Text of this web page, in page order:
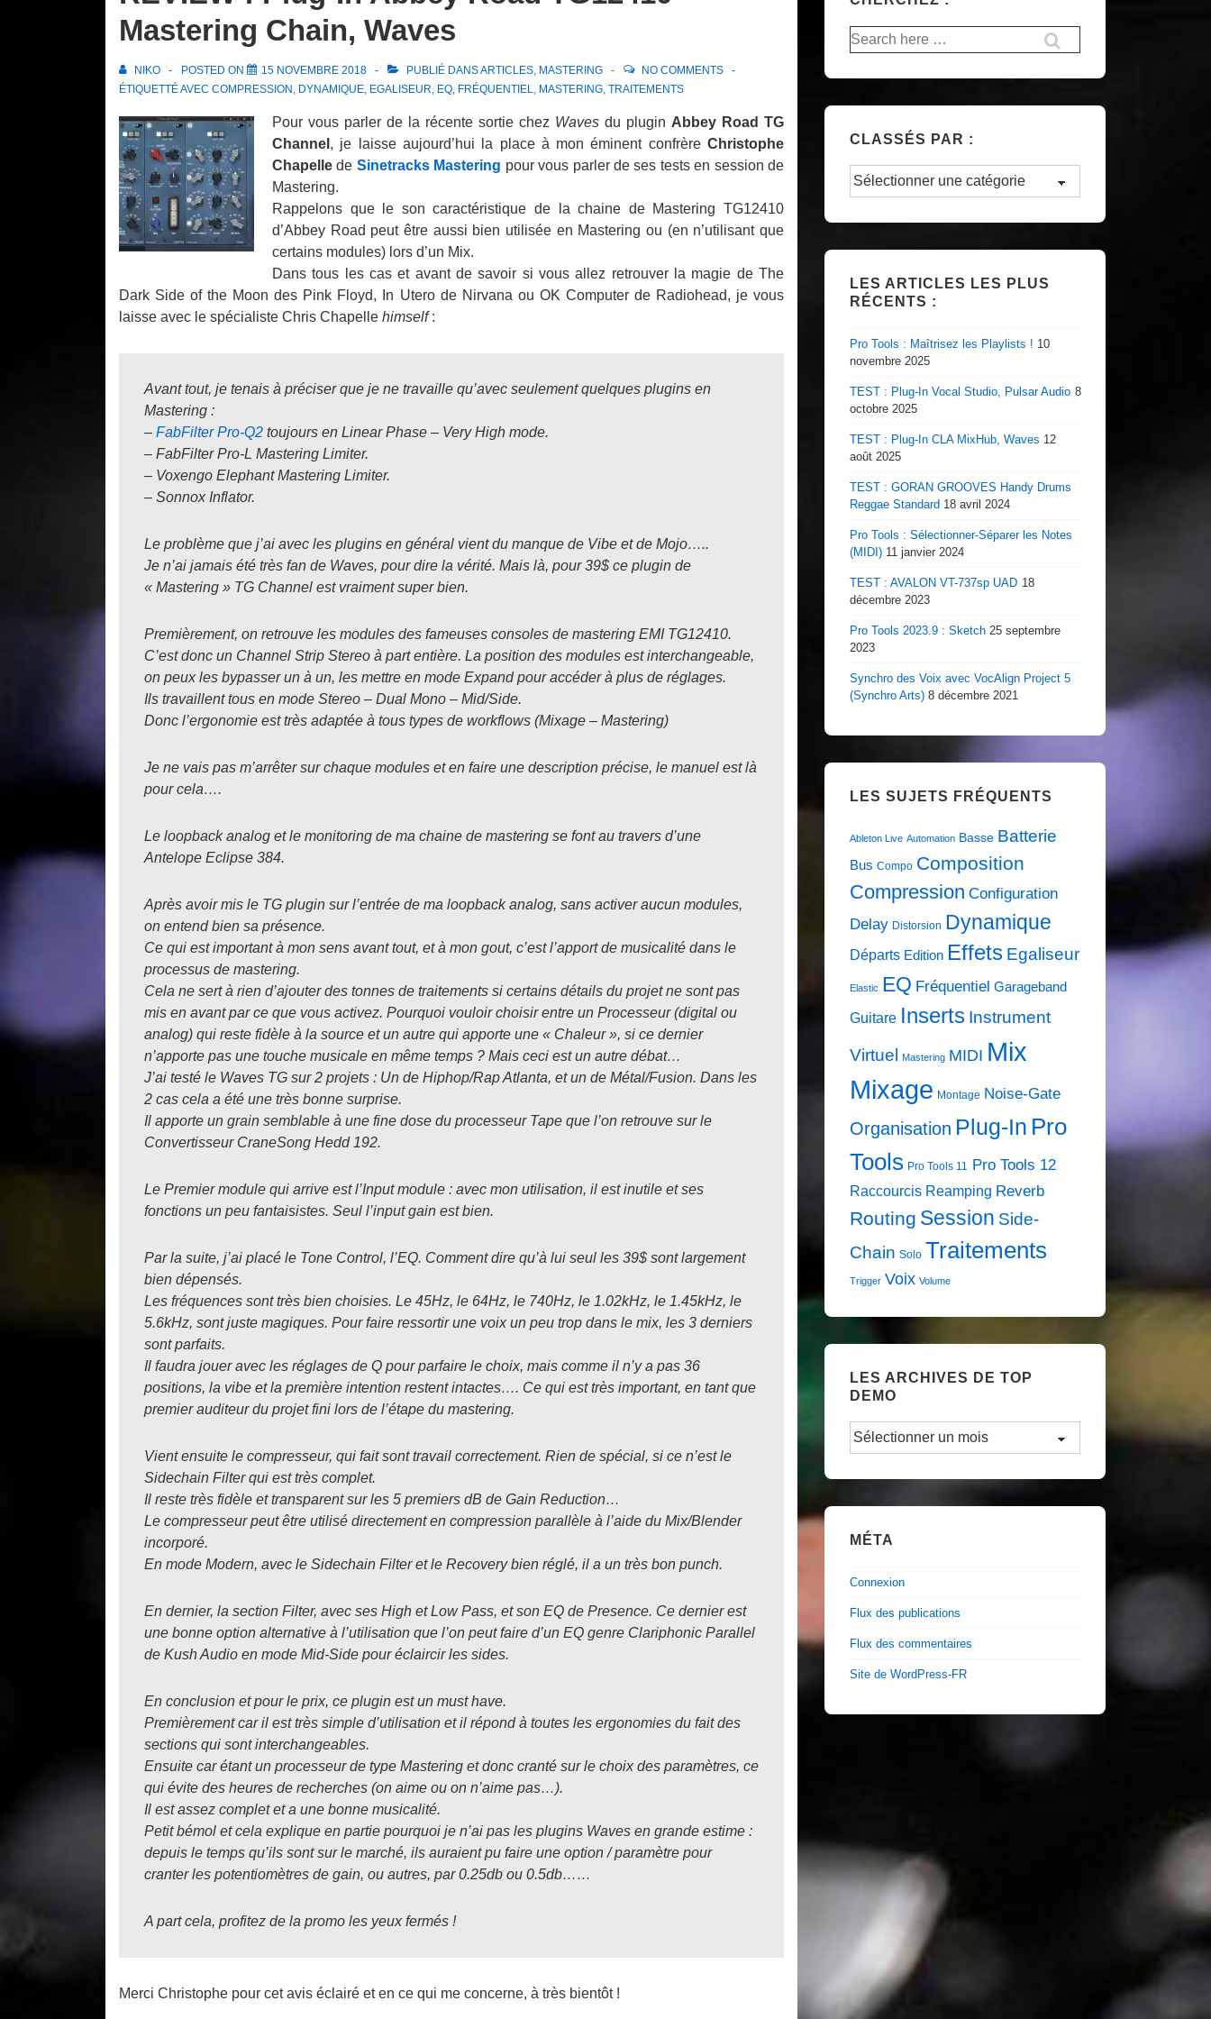
Mastering Chain, Waves
NIKO POSTED ON 15 NOVEMBRE 2018 PUBLIÉ DANSARTICLES, MASTERING
NO COMMENTS
ÉTIQUETTÉ AVEC COMPRESSION , DYNAMIQUE, EGALISEUR, EQ, FRÉQUENTIEL, MASTERING, TRAITEMENTS
Pour vous parler de la récente sortie chez Waves du plugin Abbey Road TG
Channel , je laisse aujourd’hui la place à mon éminent confrère Christophe
Chapelle de Sinetracks Mastering pour vous parler de ses tests en session de
Mastering.
Rappelons que le son caractéristique de la chaine de Mastering TG12410
d’Abbey Road peut être aussi bien utilisée en Mastering ou (en n’utilisant que
certains modules) lors d’un Mix.
Dans tous les cas et avant de savoir si vous allez retrouver la magie de The
Dark Side of the Moon des Pink Floyd, In Uterode Nirvana ou OK Computerde Radiohead, je vous
laisse avec le spécialiste Chris Chapelle himself:
Avant tout, je tenais à préciser que je ne travaille qu’avec seulement quelques plugins en
Mastering :
– FabFilter Pro-Q2 toujours en Linear Phase – Very High mode.
– FabFilter Pro-L Mastering Limiter.
– Voxengo Elephant Mastering Limiter.
– Sonnox Inflator.
Le problème que j’ai avec les plugins en général vient du manque de Vibe et de Mojo…..
Je n’ai jamais été très fan de Waves, pour dire la vérité. Mais là, pour 39$ ce plugin de
« Mastering » TG Channel est vraiment super bien.
Premièrement, on retrouve les modules des fameuses consoles de mastering EMI TG12410.
C’est donc un Channel Strip Stereo à part entière. La position des modules est interchangeable,
on peux les bypasser un à un, les mettre en mode Expand pour accéder à plus de réglages.
Ils travaillent tous en mode Stereo – Dual Mono – Mid/Side.
Donc l’ergonomie est très adaptée à tous types de workflows (Mixage – Mastering)
Je ne vais pas m’arrêter sur chaque modules et en faire une description précise, le manuel est là
pour cela….
Le loopback analog et le monitoring de ma chaine de mastering se font au travers d’une
Antelope Eclipse 384.
Après avoir mis le TG plugin sur l’entrée de ma loopback analog, sans activer aucun modules,
on entend bien sa présence.
Ce qui est important à mon sens avant tout, et à mon gout, c’est l’apport de musicalité dans le
processus de mastering.
Cela ne sert à rien d’ajouter des tonnes de traitements si certains détails du projet ne sont pas
mis en avant par ce que vous activez. Pourquoi vouloir choisir entre un Processeur (digital ou
analog) qui reste fidèle à la source et un autre qui apporte une « Chaleur », si ce dernier
n’apporte pas une touche musicale en même temps ? Mais ceci est un autre débat…
J’ai testé le Waves TG sur 2 projets : Un de Hiphop/Rap Atlanta, et un de Métal/Fusion. Dans les
2 cas cela a été une très bonne surprise.
Il apporte un grain semblable à une fine dose du processeur Tape que l’on retrouve sur le
Convertisseur CraneSong Hedd 192.
Le Premier module qui arrive est l’Input module : avec mon utilisation, il est inutile et ses
fonctions un peu fantaisistes. Seul l’input gain est bien.
Par la suite, j’ai placé le Tone Control, l’EQ. Comment dire qu’à lui seul les 39$ sont largement
bien dépensés.
Les fréquences sont très bien choisies. Le 45Hz, le 64Hz, le 740Hz, le 1.02kHz, le 1.45kHz, le
5.6kHz, sont juste magiques. Pour faire ressortir une voix un peu trop dans le mix, les 3 derniers
sont parfaits.
Il faudra jouer avec les réglages de Q pour parfaire le choix, mais comme il n’y a pas 36
positions, la vibe et la première intention restent intactes…. Ce qui est très important, en tant que
premier auditeur du projet fini lors de l’étape du mastering.
Vient ensuite le compresseur, qui fait sont travail correctement. Rien de spécial, si ce n’est le
Sidechain Filter qui est très complet.
Il reste très fidèle et transparent sur les 5 premiers dB de Gain Reduction…
Le compresseur peut être utilisé directement en compression parallèle à l’aide du Mix/Blender
incorporé.
En mode Modern, avec le Sidechain Filter et le Recovery bien réglé, il a un très bon punch.
En dernier, la section Filter, avec ses High et Low Pass, et son EQ de Presence. Ce dernier est
une bonne option alternative à l’utilisation que l’on peut faire d’un EQ genre Clariphonic Parallel
de Kush Audio en mode Mid-Side pour éclaircir les sides.
En conclusion et pour le prix, ce plugin est un must have.
Premièrement car il est très simple d’utilisation et il répond à toutes les ergonomies du fait des
sections qui sont interchangeables.
Ensuite car étant un processeur de type Mastering et donc cranté sur le choix des paramètres, ce
qui évite des heures de recherches (on aime ou on n’aime pas…).
Il est assez complet et a une bonne musicalité.
Petit bémol et cela explique en partie pourquoi je n’ai pas les plugins Waves en grande estime :
depuis le temps qu’ils sont sur le marché, ils auraient pu faire une option / paramètre pour
cranter les potentiomètres de gain, ou autres, par 0.25db ou 0.5db……
A part cela, profitez de la promo les yeux fermés !
Merci Christophe pour cet avis éclairé et en ce qui me concerne, à très bientôt !
Recherche
pour:
CLASSÉS PAR :
Classés
par
LES ARTICLES LES PLUS
RÉCENTS :
Pro Tools : Maîtrisez les Playlists ! 10
novembre 2025
TEST : Plug-In Vocal Studio, Pulsar Audio 8
octobre 2025
TEST : Plug-In CLA MixHub, Waves 12
août 2025
TEST : GORAN GROOVES Handy Drums
Reggae Standard 18 avril 2024
Pro Tools : Sélectionner-Séparer les Notes
(MIDI) 11 janvier 2024
TEST : AVALON VT-737sp UAD 18
décembre 2023
Pro Tools 2023.9 : Sketch 25 septembre
2023
Synchro des Voix avec VocAlign Project 5
(Synchro Arts) 8 décembre 2021
LES SUJETS FRÉQUENTS
Ableton Live Automation Basse Batterie
Bus Compo Composition
Compression Configuration
Delay Distorsion Dynamique
Départs Edition Effets Egaliseur
Elastic EQ Fréquentiel Garageband
Guitare Inserts Instrument
Virtuel Mastering MIDI Mix
Mixage Montage Noise-Gate
Organisation Plug-In Pro
Tools Pro Tools 11 Pro Tools 12
Raccourcis Reamping Reverb
Routing Session Side-
Chain Solo Traitements
Trigger Voix Volume
LES ARCHIVES DE TOP
DEMO
Les
Archives
TOP
MÉTA
Connexion
Flux des publications
Flux des commentaires
Site de WordPress-FR